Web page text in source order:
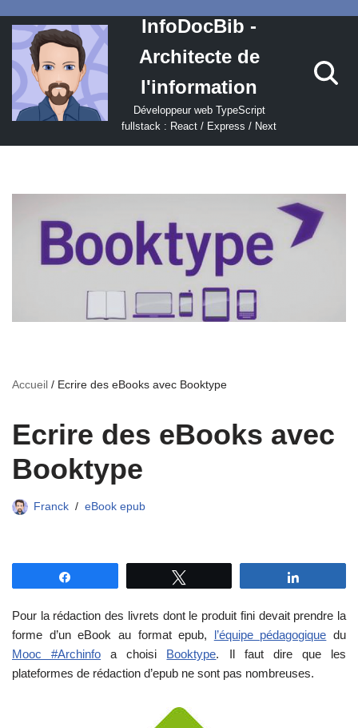
Aller
au
contenu
InfoDocBib -
Architecte de
l'information
Développeur web TypeScript
fullstack : React / Express / Next
Accueil / Ecrire des eBooks avec Booktype
Ecrire des eBooks avec
Booktype
Franck eBook epub
Pour la rédaction des livrets dont le produit fini devait prendre la
forme d’un eBook au format epub, l’équipe pédagogique du
Mooc #Archinfo a choisi Booktype. Il faut dire que les
plateformes de rédaction d’epub ne sont pas nombreuses.